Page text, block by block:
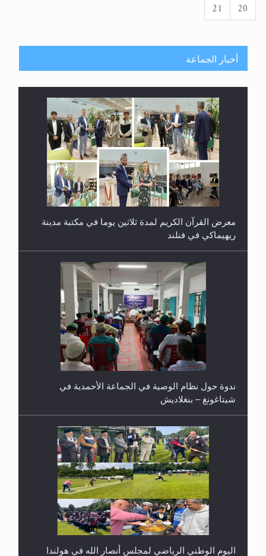
20
21
أخبار الجماعة
معرض القرآن الكريم لمدة ثلاثين يوما في مكتبة مدينة
ريهيماكي في فنلند
ندوة حول نظام الوصية في الجماعة الأحمدية في
شيتاغونغ – بنغلاديش
اليوم الوطني الرياضي لمجلس أنصار الله في هولندا